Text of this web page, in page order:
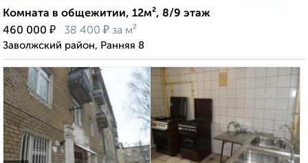
Комната в общежитии, 12м², 8/9 этаж
460 000 ₽ 38 400 ₽ за м²
Заволжский район, Ранняя 8